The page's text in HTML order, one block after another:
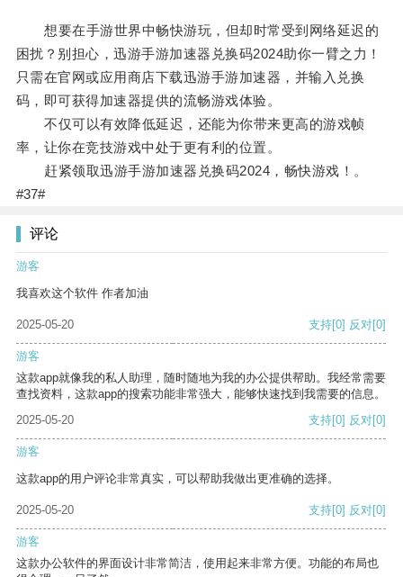
想要在手游世界中畅快游玩，但却时常受到网络延迟的
困扰？别担心，迅游手游加速器兑换码2024助你一臂之力！
只需在官网或应用商店下载迅游手游加速器，并输入兑换
码，即可获得加速器提供的流畅游戏体验。
不仅可以有效降低延迟，还能为你带来更高的游戏帧
率，让你在竞技游戏中处于更有利的位置。
赶紧领取迅游手游加速器兑换码2024，畅快游戏！。
#37#
评论
游客
我喜欢这个软件 作者加油
2025-05-20 支持[0] 反对[0]
游客
这款app就像我的私人助理，随时随地为我的办公提供帮助。我经常需要
查找资料，这款app的搜索功能非常强大，能够快速找到我需要的信息。
2025-05-20
支持[0] 反对[0]
游客
这款app的用户评论非常真实，可以帮助我做出更准确的选择。
2025-05-20 支持[0] 反对[0]
游客
这款办公软件的界面设计非常简洁，使用起来非常方便。功能的布局也